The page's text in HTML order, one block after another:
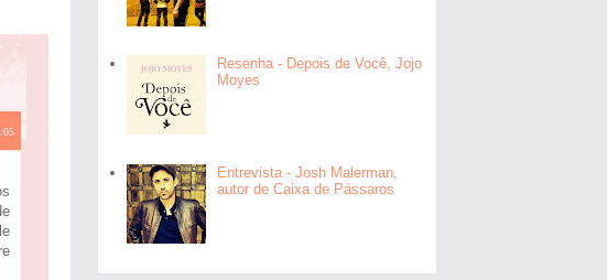
Resenha - Depois de Você, Jojo
Moyes
Entrevista - Josh Malerman,
autor de Caixa de Pássaros